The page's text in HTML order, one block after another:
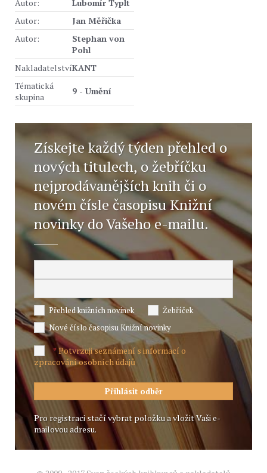
Autor:
Lubomír Typlt
Autor:
Jan Měřička
Autor:
Stephan von
Pohl
NakladatelstvíKANT
Tématická
skupina
9 - Umění
Získejte každý týden přehled o
nových titulech, o žebříčku
nejprodávanějších knih či o
novém čísle časopisu Knižní
novinky do Vašeho e-mailu.
Přehled knižních novinek
Žebříček
Nové číslo časopisu Knižní novinky
*Potvrzuji seznámení s informací o
zpracování osobních údajů
Pro registraci stačí vybrat položku a vložit Vaši e-
mailovou adresu.